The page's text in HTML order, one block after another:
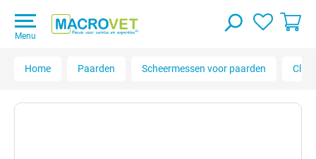
Menu
Home Paarden Scheermessen voor paarden Clipr